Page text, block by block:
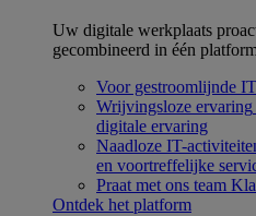
Uw digitale werkplaats
gecombineerd in één
Voor gestroomlijnde
Wrijvingsloze ervaring
digitale ervaring
Naadloze IT-
en voortreffelijke
Praat met ons team
Ontdek het platform